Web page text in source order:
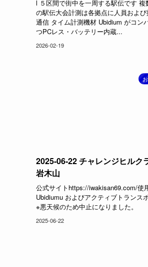
l ５区間で街中を一周する駅伝です 複
の駅伝大会計測は各拠点に人員および
通信 タイム計測機材 Ubidium がコン
つPCレス・バッテリー内蔵...
2026-02-19
2025-06-22 チャレンジヒルク
岩木山
公式サイトhttps://iwakisan69.com/使
Ubidiumu およびアクティブトランス
※悪天候のため中止になりました。
2025-06-22